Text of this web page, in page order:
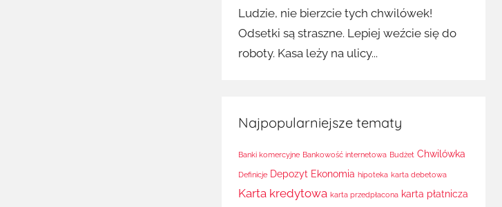
Ludzie, nie bierzcie tych chwilówek!
Odsetki są straszne. Lepiej weźcie się do
roboty. Kasa leży na ulicy...
Najpopularniejsze tematy
Banki komercyjne Bankowość internetowa Budżet Chwilówka
Definicje Depozyt Ekonomia hipoteka karta debetowa
Karta kredytowa karta przedpłacona karta płatnicza